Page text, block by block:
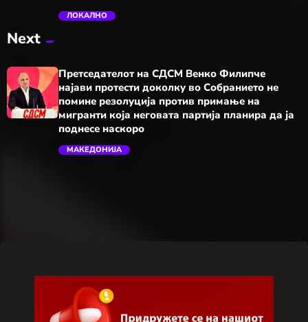
ЛОКАЛНО
Next
Претседателот на СДСМ Венко Филипче
најави протести доколку во Собранието не
помине резолуција против примање на
мигранти која неговата партија планира да ја
поднесе наскоро
МАКЕДОНИЈА